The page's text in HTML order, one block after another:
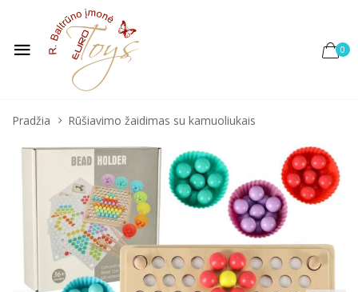
0
Pradžia Rūšiavimo žaidimas su kamuoliukais